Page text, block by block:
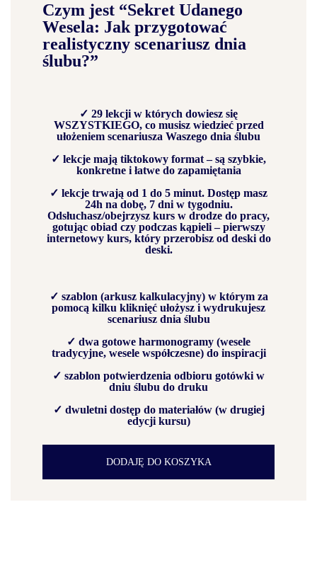
Czym jest “Sekret Udanego
Wesela: Jak przygotować
realistyczny scenariusz dnia
ślubu?”
✓ 29 lekcji w których dowiesz się
WSZYSTKIEGO, co musisz wiedzieć przed
ułożeniem scenariusza Waszego dnia ślubu
✓ lekcje mają tiktokowy format – są szybkie,
konkretne i łatwe do zapamiętania
✓ lekcje trwają od 1 do 5 minut. Dostęp masz
24h na dobę, 7 dni w tygodniu.
Odsłuchasz/obejrzysz kurs w drodze do pracy,
gotując obiad czy podczas kąpieli – pierwszy
internetowy kurs, który przerobisz od deski do
deski.
✓ szablon (arkusz kalkulacyjny) w którym za
pomocą kilku kliknięć ułożysz i wydrukujesz
scenariusz dnia ślubu
✓ dwa gotowe harmonogramy (wesele
tradycyjne, wesele współczesne) do inspiracji
✓ szablon potwierdzenia odbioru gotówki w
dniu ślubu do druku
✓ dwuletni dostęp do materiałów (w drugiej
edycji kursu)
DODAJĘ DO KOSZYKA